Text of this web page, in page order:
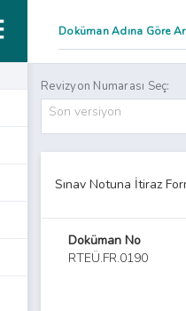
Revizyon Numarası Seç:
Son versiyon
Sınav Notuna İtiraz
Doküman No
RTEÜ.FR.0190